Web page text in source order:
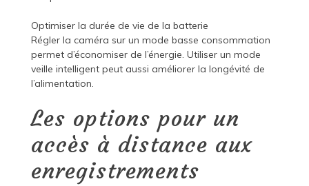
Optimiser la durée de vie de la batterie
Régler la caméra sur un mode basse consommation
permet d’économiser de l’énergie. Utiliser un mode
veille intelligent peut aussi améliorer la longévité de
l’alimentation.
Les options pour un
accès à distance aux
enregistrements